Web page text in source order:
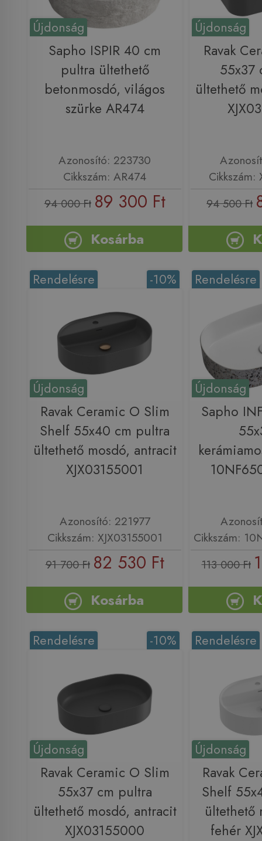
Újdonság
Sapho ISPIR 40 cm
pultra ültethető
betonmosdó, világos
szürke AR474
Azonosító: 223730
Cikkszám: AR474
94 000 Ft 89 300 Ft
Kosárba
Újdonság
Ravak
55x37
ültethető
Cikkszám:
94 500 Ft
Újdonság
-10%
Rendelésre
Ravak Ceramic O Slim
Shelf 55x40 cm pultra
ültethető mosdó, antracit
XJX03155001
Azonosító: 221977
Cikkszám: XJX03155001
91 700 Ft 82 530 Ft
Kosárba
Újdonság
Rendelésre
Sapho
Cikkszám:
113 000 Ft
Újdonság
-10%
Rendelésre
Ravak Ceramic O Slim
55x37 cm pultra
ültethető mosdó, antracit
XJX03155000
Újdonság
Rendelésre
Ravak
Shelf
ültethető
fehér